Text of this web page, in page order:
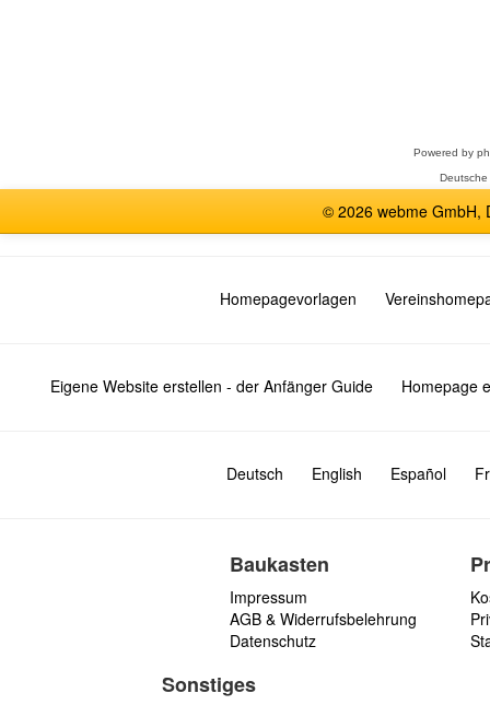
Powered by
© 2026 webme GmbH,
Homepagevorlagen
Eigene Website erstellen - der Anfänger Guide Homepage
Deutsch English Español
Baukasten
Impressum
AGB & Widerrufsbelehrung
Datenschutz
Sonstiges